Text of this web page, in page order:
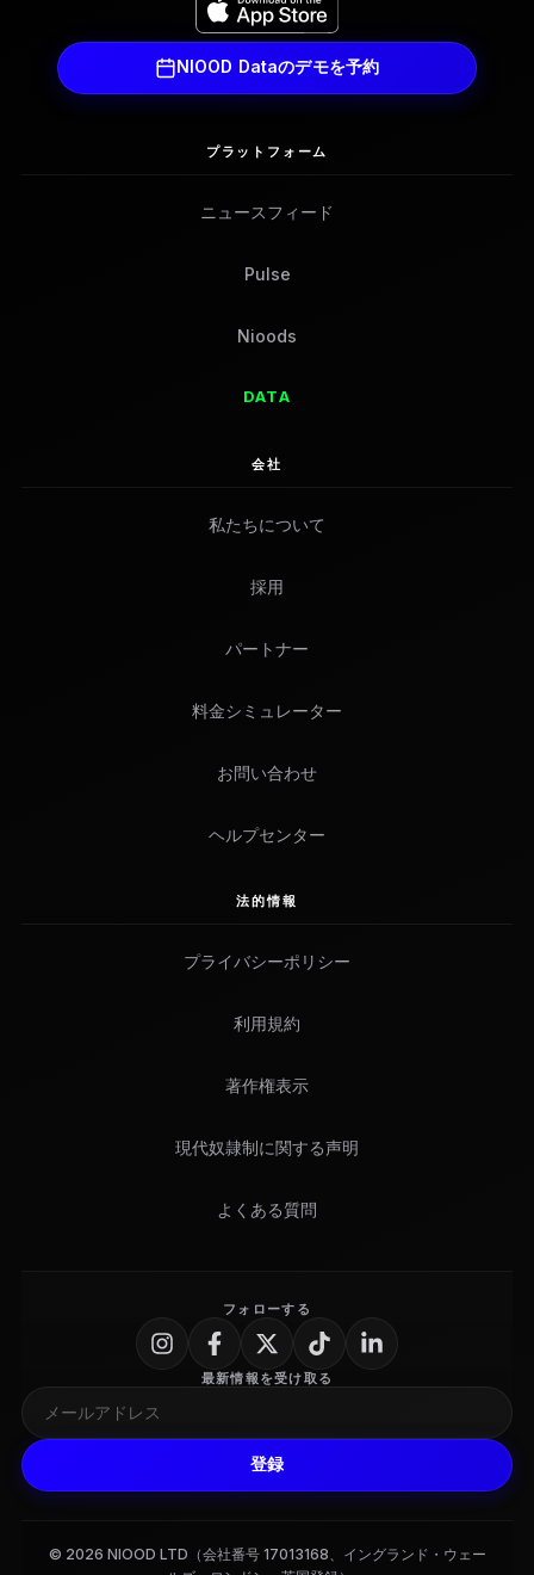
NIOOD Dataのデモを予約
プラットフォーム
ニュースフィード
Pulse
Nioods
DATA
会社
私たちについて
採用
パートナー
料金シミュレーター
お問い合わせ
ヘルプセンター
法的情報
プライバシーポリシー
利用規約
著作権表示
現代奴隷制に関する声明
よくある質問
フォローする
最新情報を受け取る
登録
© 2026 NIOOD LTD（会社番号 17013168、イングランド・ウェー